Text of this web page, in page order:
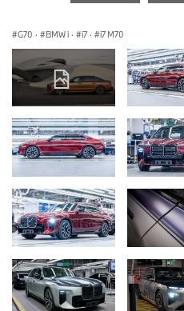
G70 · BMW i · i7 · i7 M70